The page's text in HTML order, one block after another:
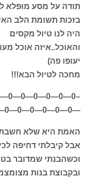
תודה על מסע מופלא
בזכות תשומת הלב
היה לנו טיול מקסים
והאוכל..איזה אוכל
יעופו פה)
מחכה לטיול הבא!!!
—0—0—0—0—0—0—0—0–
האמת היא שלא חשבתי
אבל קיבלתי דחיפה
וכשהבנתי שמדובר
ובקבוצת בנות